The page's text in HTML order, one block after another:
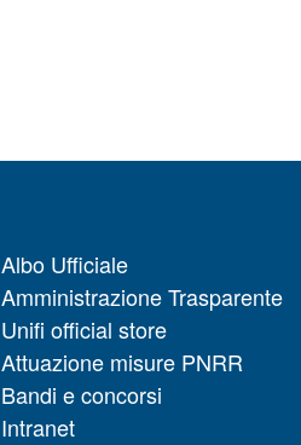
Albo Ufficiale
Amministrazione Trasparente
Unifi official store
Attuazione misure PNRR
Bandi e concorsi
Intranet